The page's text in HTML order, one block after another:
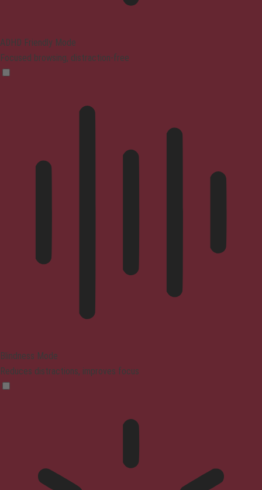
ADHD Friendly Mode
Focused browsing, distraction-free
Blindness Mode
Reduces distractions, improves focus